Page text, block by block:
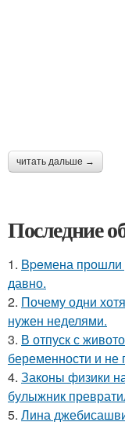
читать дальше →
Последние
1. Bpeмена прошли
давно.
2. Почему одни
нужен неделями.
3. В отпуск с
беременности и не
4. Законы физики
булыжник
5. Лина